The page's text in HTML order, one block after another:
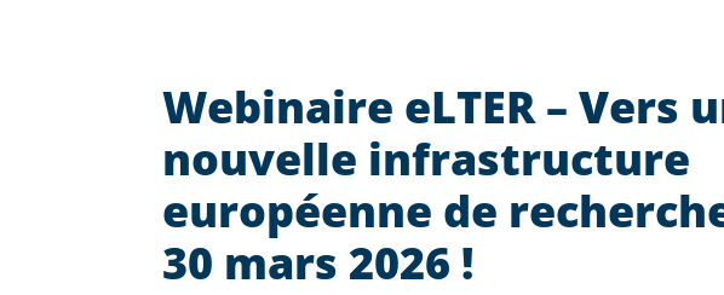
Webinaire eLTER – Vers
nouvelle infrastructure
européenne de
30 mars 2026 !